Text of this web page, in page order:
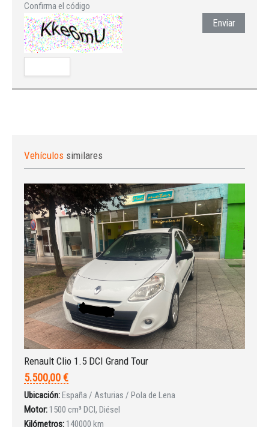
Confirma el código
Enviar
Vehículos similares
Renault Clio 1.5 DCI Grand Tour
5.500,00 €
Ubicación:España / Asturias / Pola de Lena
Motor: 1500 cm³ DCI, Diésel
Kilómetros: 140000 km